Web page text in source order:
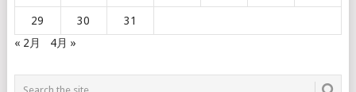
29 30
31
« 2月
4月 »